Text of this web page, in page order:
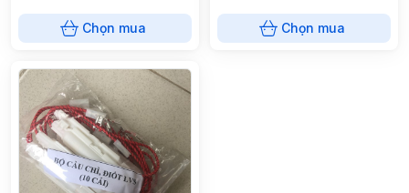
Chọn mua Chọn mua